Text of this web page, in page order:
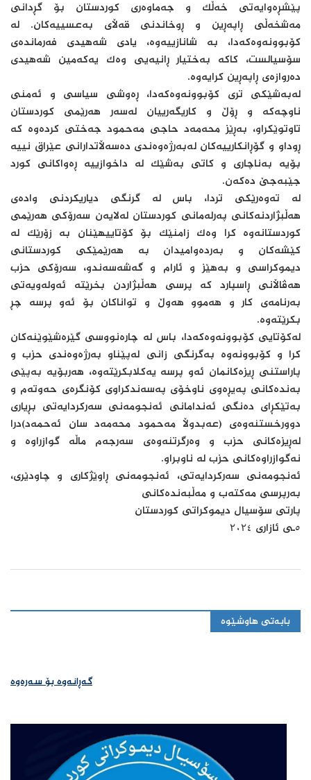
پێشڕەوایەتی خەڵک و جەماوەری کوردستان بۆ گڕدانی
مەشخەڵی ڕاپەڕین و ڕوخاندنی قەڵای بەعسییەکان. لە
کۆبوونەوەکەدا، بە شانازییەوە، یادی شەهیدی فەرماندەی
سۆسیالست، کاکە بەختیار ڕانیەیی وەک یەکەمین شەهیدی
دەروازەی ڕاپەڕین کرایەوە.
لەبەشێکی تری کۆبوونەوەکەدا، ڕەوشی سیاسی و ئەمنی
ناوچەکە و ڕۆڵ و کاریگەرییان لەسەر هەرێمی کوردستان
تاوتوێکراو، بەڕێز محەمەد حاجی مەحمود جەختی کردەوە کە
ڕوداو و گۆڕانکارییەکان لەبەرژەوەندی دەسەڵاتدارانی عێراق نییە
بۆیە بەناچاری و کاتی بەشێک لە داخوازییە ڕەواکانی کورد
جێبەجێ دەکەن.
لە تەوەرێکی تردا، باس لە گرنگی دیاریکردنی وادەی
هەڵبژاردنەکانی پەرلەمانی کوردستان لەلایەن سەرۆکی هەرێمی
کوردستانەوە کرا وەک زامنێک بۆ كۆتاییهێنان بە زۆرێک لە
کێشەکان و بەردەوامیدان بە هەرێمێکی کوردستانی
دیموکراسی و بەهێز و ئارام و گەشەسەندو، سەرۆکی حزب
هەڤاڵانی ڕاسپارد کە پرسی هەڵبژاردن بخرێتە ئەولەویەتی
بەرنامەی کار و هەموو هەوڵ و تواناکان بۆ ئەو پرسە چڕ
بکرێتەوە.
لەکۆتایی کۆبوونەوەکەدا، باس لە چارەنووسی گێرەشێوێنەکان
کرا و کۆبوونەوە بەگرنگی زانی لەپێناو بەرژەوەندی حزب و
پاراستنی ڕیزەکانمان ئەو پرسە یەکلابکرێتەوە، هەربۆیە بەپێی
بەندەکانی پەیڕەوی ناوخۆی پەسەندکراوی کۆنگرەی حەوتەم و
بەتێکڕای دەنگی ئەندامانی ئەنجومەنی سەرکردایەتی بڕیاری
دوورخستنەوەی (عەبدوڵا مەحمود محەمەد سان ئەحمەد)درا
لەڕیزەکانی حزب و وەرگرتنەوەی سەرجەم ماڵە گوازراوە و
نەگوازراوەکانی حزب لە ناوبراو.
ئەنجومەنی سەرکردایەتی، ئەنجومەنی ڕاوێژکاری و چاودێری،
بەرپرسی مەکتەب و مەڵبەندەکانی
پارتی سۆسیال دیموکراتی کوردستان
٥ـی ئازاری ۲٠۲٤
بابەتی هاوشێوە
گەڕانەوە بۆ سەرەوە